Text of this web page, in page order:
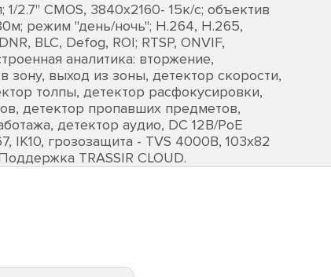
2.7'' CMOS, 3840х2160- 15к/с; объектив
режим "день/ночь"; H.264, H.265,
BLC, Defog, ROI; RTSP, ONVIF,
аналитика: вторжение,
зону, выход из зоны, детектор скорости,
толпы, детектор расфокусировки,
детектор пропавших предметов,
детектор аудио, DC 12В/PoE
IK10, грозозащита - TVS 4000В, 103х82
TRASSIR CLOUD.